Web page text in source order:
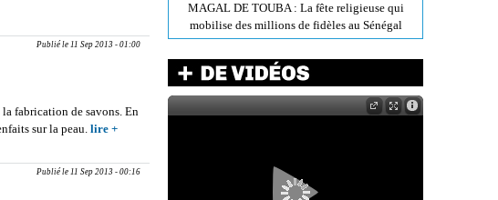
Publié le 11 Sep 2013 - 01:00
fabrication de savons. En
sur la peau. lire +
DES SAVONS :
Publié le 11 Sep 2013 - 00:16
MAGAL DE TOUBA : La fête religieuse qui
mobilise des millions de fidèles au Sénégal